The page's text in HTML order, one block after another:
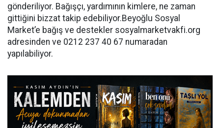
gönderiliyor. Bağışçı, yardımının kimlere, ne zaman
gittiğini bizzat takip edebiliyor.Beyoğlu Sosyal
Market’e bağış ve destekler sosyalmarketvakfi.org
adresinden ve 0212 237 40 67 numaradan
yapılabiliyor.